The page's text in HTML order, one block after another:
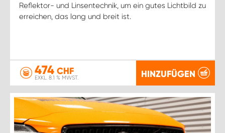
Reflektor- und Linsentechnik, um ein gutes Lichtbild zu
erreichen, das lang und breit ist.
474 CHF
EXKL. 8.1 % MWST. HINZUFÜGEN